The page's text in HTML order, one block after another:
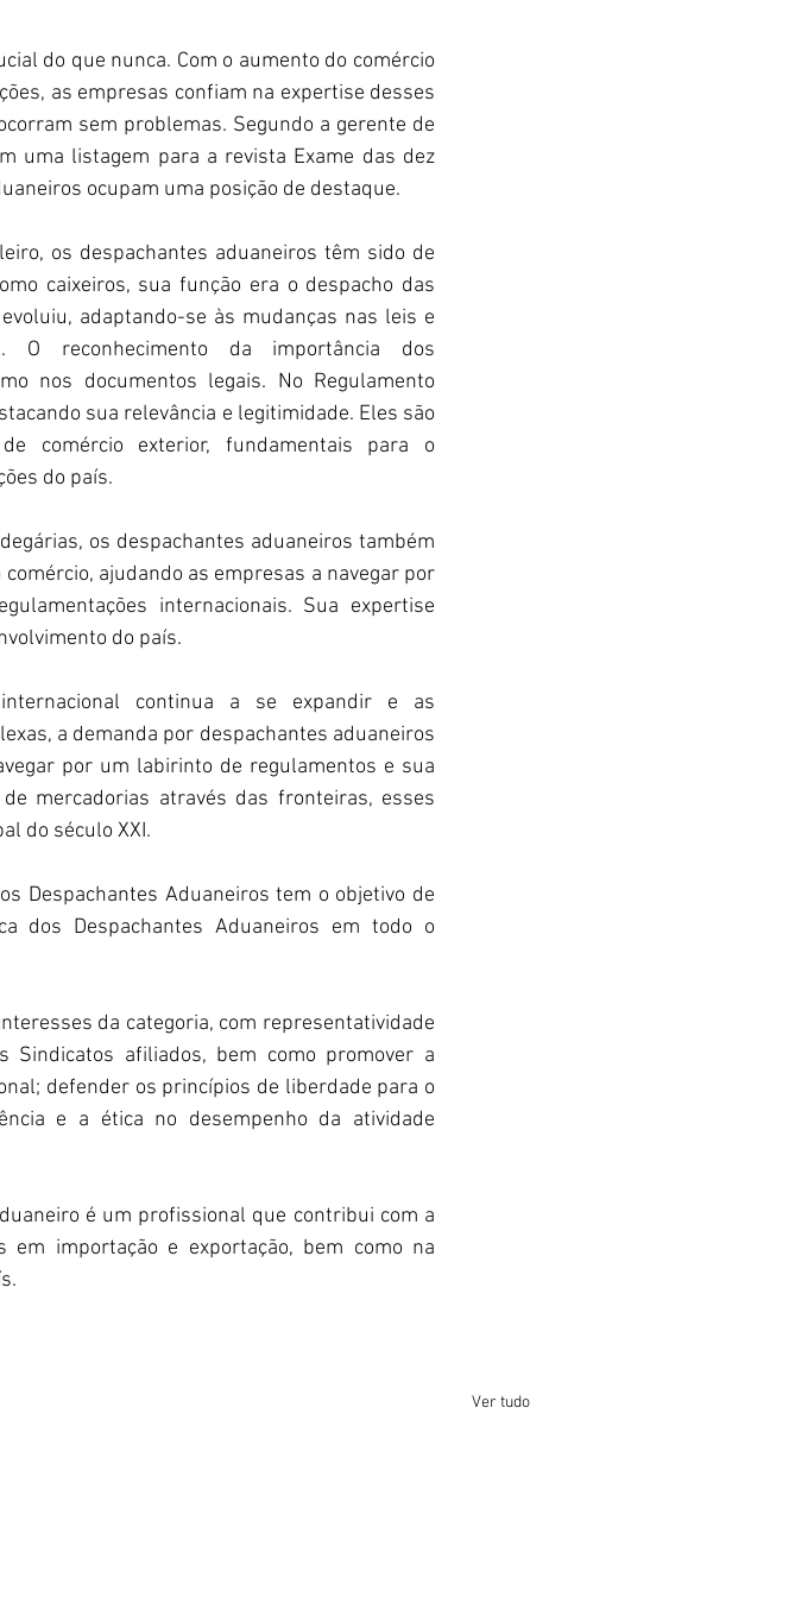
do que nunca. Com o aumento do comércio
as empresas confiam na expertise desses
sem problemas. Segundo a gerente de
uma listagem para a revista Exame das dez
ocupam uma posição de destaque.
os despachantes aduaneiros têm sido de
caixeiros, sua função era o despacho das
adaptando-se às mudanças nas leis e
O reconhecimento da importância dos
nos documentos legais. No Regulamento
sua relevância e legitimidade. Eles são
comércio exterior, fundamentais para o
do país.
os despachantes aduaneiros também
ajudando as empresas a navegar por
internacionais. Sua expertise
do país.
continua a se expandir e as
a demanda por despachantes aduaneiros
por um labirinto de regulamentos e sua
mercadorias através das fronteiras, esses
do século XXI.
Despachantes Aduaneiros tem o objetivo de
dos Despachantes Aduaneiros em todo o
da categoria, com representatividade
afiliados, bem como promover a
defender os princípios de liberdade para o
e a ética no desempenho da atividade
é um profissional que contribui com a
em importação e exportação, bem como na
Ver tudo